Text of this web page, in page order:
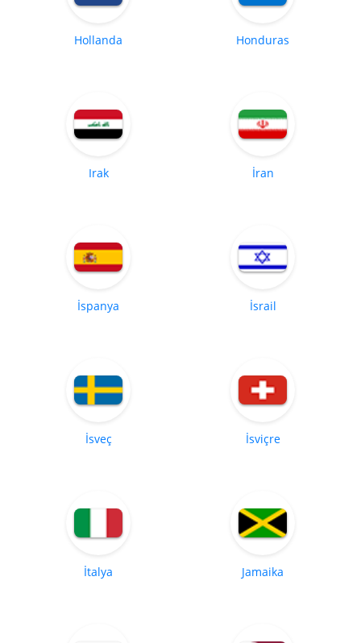
Hollanda Honduras
Irak İran
İspanya İsrail
İsveç İsviçre
İtalya Jamaika